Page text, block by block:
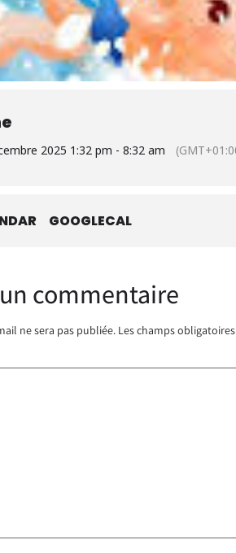
2025 1:32 pm - 8:32 am
GOOGLECAL
commentaire
ne sera pas publiée. Les champs